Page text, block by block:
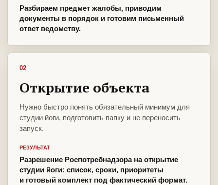
Разбираем предмет жалобы, приводим
документы в порядок и готовим письменный
ответ ведомству.
02
Открытие объекта
Нужно быстро понять обязательный минимум для
студии йоги, подготовить папку и не переносить
запуск.
РЕЗУЛЬТАТ
Разрешение Роспотребнадзора на открытие
студии йоги: список, сроки, приоритеты
и готовый комплект под фактический формат.